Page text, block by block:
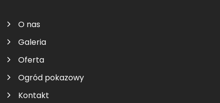
O nas
Galeria
Oferta
Ogród pokazowy
Kontakt